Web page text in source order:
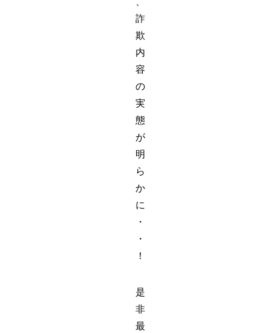
詐
欺
内
容
の
実
態
が
明
ら
か
に
・
・
！
是
非
最